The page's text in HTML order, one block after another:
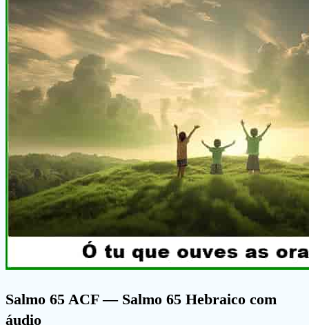
Salmo 65 ACF— Salmo 65 Hebraico com
áudio